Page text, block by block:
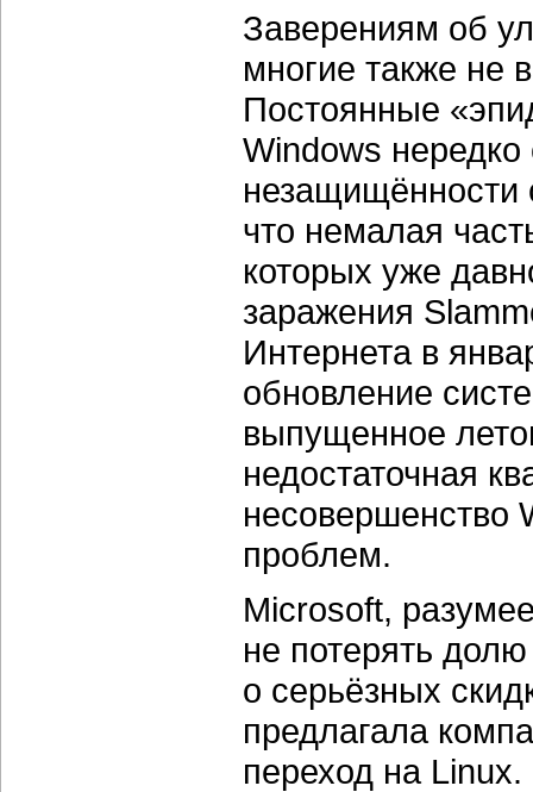
Заверениям об
многие также не
Постоянные
Windows нередко
незащищённости
что немалая
которых уже
заражения
Интернета в
обновление
выпущенное
недостаточная
несовершенство
проблем.
Microsoft,
не потерять
о серьёзных
предлагала
переход на Linux.